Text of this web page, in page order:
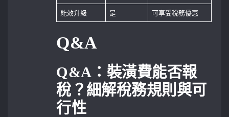
能效升級
是 可享受稅務優惠
Q&A
Q&A：裝潢費能否報
稅？細解稅務規則與可
行性